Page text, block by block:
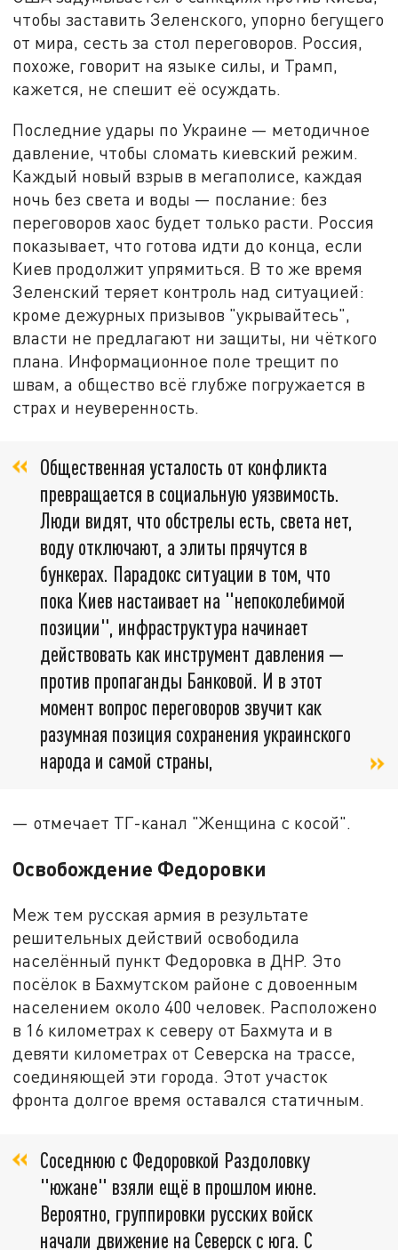
чтобы заставить Зеленского, упорно бегущего
от мира, сесть за стол переговоров. Россия,
похоже, говорит на языке силы, и Трамп,
кажется, не спешит её осуждать.
Последние удары по Украине — методичное
давление, чтобы сломать киевский режим.
Каждый новый взрыв в мегаполисе, каждая
ночь без света и воды — послание: без
переговоров хаос будет только расти. Россия
показывает, что готова идти до конца, если
Киев продолжит упрямиться. В то же время
Зеленский теряет контроль над ситуацией:
кроме дежурных призывов "укрывайтесь",
власти не предлагают ни защиты, ни чёткого
плана. Информационное поле трещит по
швам, а общество всё глубже погружается в
страх и неуверенность.
Общественная усталость от конфликта
превращается в социальную уязвимость.
Люди видят, что обстрелы есть, света нет,
воду отключают, а элиты прячутся в
бункерах. Парадокс ситуации в том, что
пока Киев настаивает на "непоколебимой
позиции", инфраструктура начинает
действовать как инструмент давления —
против пропаганды Банковой. И в этот
момент вопрос переговоров звучит как
разумная позиция сохранения украинского
народа и самой страны,
— отмечает ТГ-канал "Женщина с косой".
Освобождение Федоровки
Меж тем русская армия в результате
решительных действий освободила
населённый пункт Федоровка в ДНР. Это
посёлок в Бахмутском районе с довоенным
населением около 400 человек. Расположено
в 16 километрах к северу от Бахмута и в
девяти километрах от Северска на трассе,
соединяющей эти города. Этот участок
фронта долгое время оставался статичным.
Соседнюю с Федоровкой Раздоловку
"южане" взяли ещё в прошлом июне.
Вероятно, группировки русских войск
начали движение на Северск с юга. С